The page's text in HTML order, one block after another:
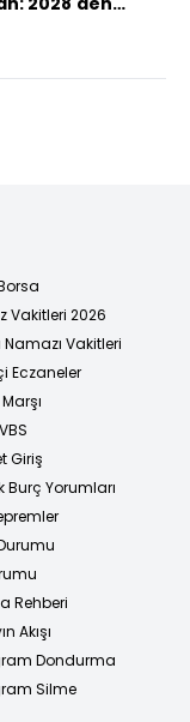
Vakitleri 2026
Vakitleri
Eczaneler
Giriş
Burç Yorumları
Rehberi
Akışı
Dondurma
Silme